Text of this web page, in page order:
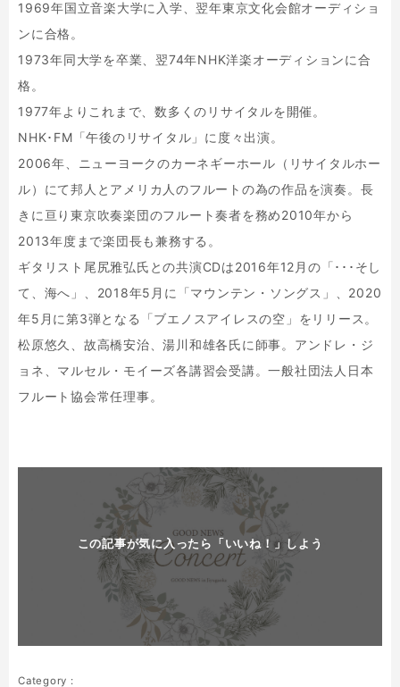
1969年国立音楽大学に入学、翌年東京文化会館オーディショ
ンに合格。
1973年同大学を卒業、翌74年NHK洋楽オーディションに合
格。
1977年よりこれまで、数多くのリサイタルを開催。
NHK･FM「午後のリサイタル」に度々出演。
2006年、ニューヨークのカーネギーホール（リサイタルホー
ル）にて邦人とアメリカ人のフルートの為の作品を演奏。長
きに亘り東京吹奏楽団のフルート奏者を務め2010年から
2013年度まで楽団長も兼務する。
ギタリスト尾尻雅弘氏との共演CDは2016年12月の「･･･そし
て、海へ」、2018年5月に「マウンテン・ソングス」、2020
年5月に第3弾となる「ブエノスアイレスの空」をリリース。
松原悠久、故高橋安治、湯川和雄各氏に師事。アンドレ・ジ
ョネ、マルセル・モイーズ各講習会受講。一般社団法人日本
フルート協会常任理事。
この記事が気に入ったら「いいね！」しよう